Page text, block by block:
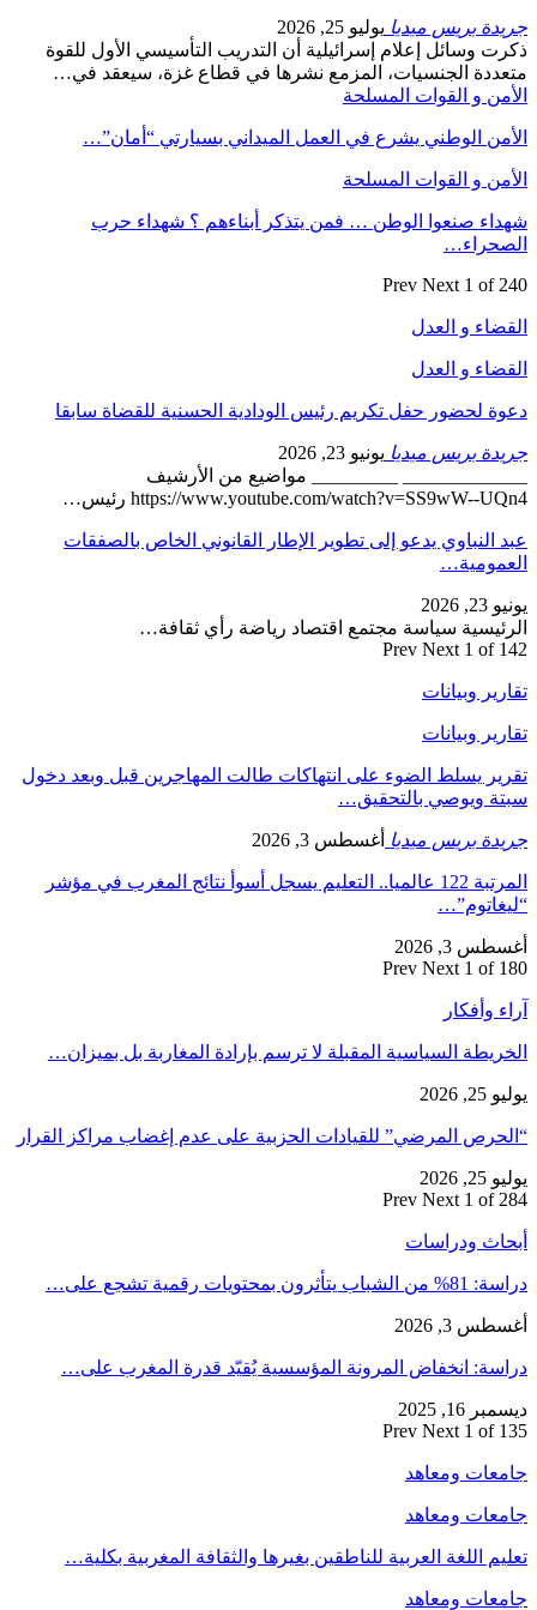
جريدة بريس ميديا يوليو 25, 2026
ذكرت وسائل إعلام إسرائيلية أن التدريب التأسيسي الأول للقوة
متعددة الجنسيات، المزمع نشرها في قطاع غزة، سيعقد في…
الأمن و القوات المسلحة
الأمن الوطني يشرع في العمل الميداني بسيارتي “أمان”…
الأمن و القوات المسلحة
شهداء صنعوا الوطن … فمن يتذكر أبناءهم ؟ شهداء حرب
الصحراء…
Prev Next 1 of 240
القضاء و العدل
القضاء و العدل
دعوة لحضور حفل تكريم رئيس الودادية الحسنية للقضاة سابقا
جريدة بريس ميديا يونيو 23, 2026
_____________ _________ مواضيع من الأرشيف
https://www.youtube.com/watch?v=SS9wW--UQn4 رئيس…
عبد النباوي يدعو إلى تطوير الإطار القانوني الخاص بالصفقات
العمومية…
يونيو 23, 2026
الرئيسية سياسة مجتمع اقتصاد رياضة رأي ثقافة…
Prev Next 1 of 142
تقارير وبيانات
تقارير وبيانات
تقرير يسلط الضوء على انتهاكات طالت المهاجرين قبل وبعد دخول
سبتة ويوصي بالتحقيق…
جريدة بريس ميديا أغسطس 3, 2026
المرتبة 122 عالميا.. التعليم يسجل أسوأ نتائج المغرب في مؤشر
“ليغاتوم”…
أغسطس 3, 2026
Prev Next 1 of 180
آراء وأفكار
الخريطة السياسية المقبلة لا ترسم بإرادة المغاربة بل بميزان…
يوليو 25, 2026
“الحرص المرضي” للقيادات الحزبية على عدم إغضاب مراكز القرار
يوليو 25, 2026
Prev Next 1 of 284
أبحاث ودراسات
دراسة: 81% من الشباب يتأثرون بمحتويات رقمية تشجع على…
أغسطس 3, 2026
دراسة: انخفاض المرونة المؤسسية يُقيّد قدرة المغرب على…
ديسمبر 16, 2025
Prev Next 1 of 135
جامعات ومعاهد
جامعات ومعاهد
تعليم اللغة العربية للناطقين بغيرها والثقافة المغربية بكلية…
جامعات ومعاهد